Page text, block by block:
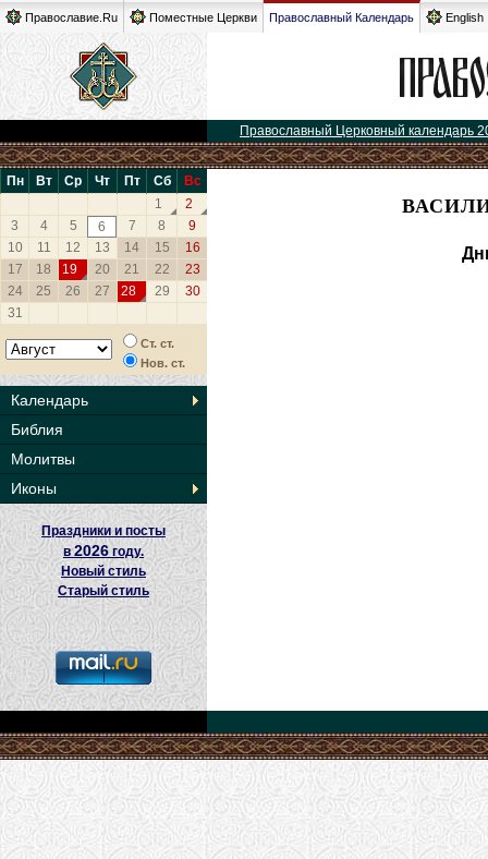
Православие.Ru Поместные Церкви Православный Календарь English
Православный Церковный календарь
Пн Вт Ср Чт Пт Сб
Вс
1
2
3
4 5 6 7 8
9
10
11 12 13 14 15
16
17
18 19 20 21 22
23
24
25 26 27 28 29
30
31
Ст. ст.
Нов. ст.
Календарь
Библия
Молитвы
Иконы
Праздники и посты
в2026 году.
Новый стиль
Старый стиль